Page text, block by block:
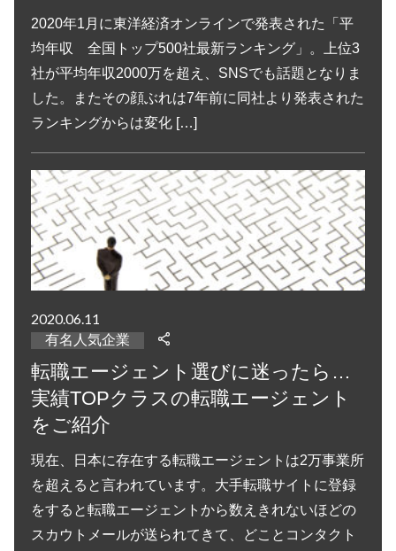
2020年1月に東洋経済オンラインで発表された「平
均年収 全国トップ500社最新ランキング」。上位3
社が平均年収2000万を超え、SNSでも話題となりま
した。またその顔ぶれは7年前に同社より発表された
ランキングからは変化 […]
2020.06.11
有名人気企業
転職エージェント選びに迷ったら…
実績TOPクラスの転職エージェント
をご紹介
現在、日本に存在する転職エージェントは2万事業所
を超えると言われています。大手転職サイトに登録
をすると転職エージェントから数えきれないほどの
スカウトメールが送られてきて、どことコンタクト